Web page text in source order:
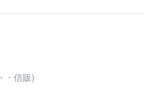
・信販)